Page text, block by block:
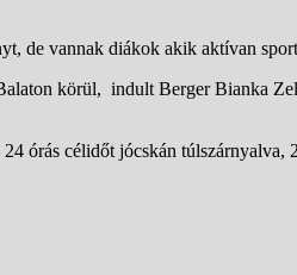
de vannak diákok akik aktívan
körül, indult Berger Bianka
órás célidőt jócskán